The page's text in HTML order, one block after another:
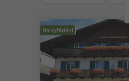
Na vyžádání